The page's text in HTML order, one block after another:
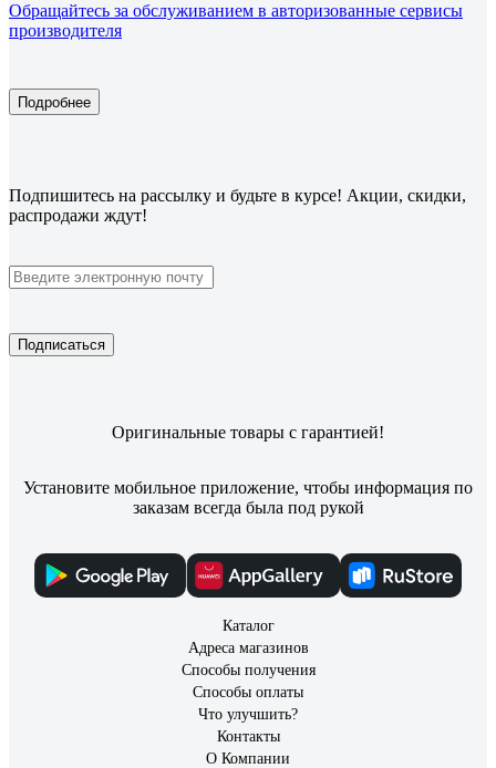
Обращайтесь за обслуживанием в авторизованные сервисы
производителя
Подробнее
Подпишитесь на рассылку и будьте в курсе! Акции, скидки,
распродажи ждут!
Подписаться
Оригинальные товары с гарантией!
Установите мобильное приложение, чтобы информация по
заказам всегда была под рукой
Каталог
Адреса магазинов
Способы получения
Способы оплаты
Что улучшить?
Контакты
О Компании